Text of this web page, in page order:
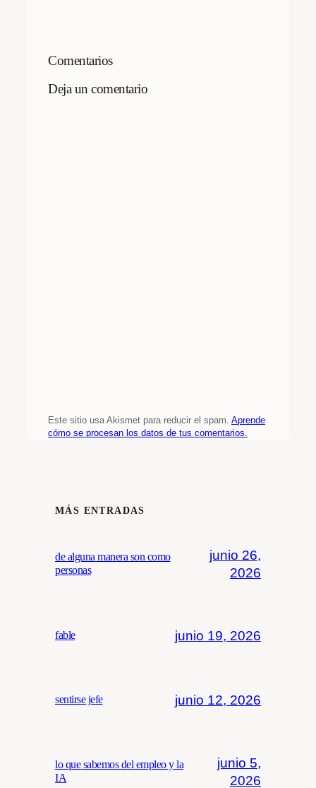
Comentarios
Deja un comentario
Este sitio usa Akismet para reducir el spam. Aprende
cómo se procesan los datos de tus comentarios.
MÁS ENTRADAS
de alguna manera son como
personas
junio 26,
2026
fable junio 19, 2026
sentirse jefe junio 12, 2026
lo que sabemos del empleo y la
IA
junio 5,
2026